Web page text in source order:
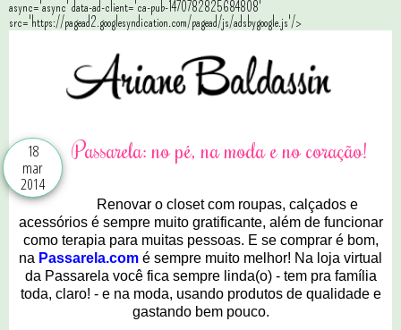
async='async' data-ad-client='ca-pub-1470782825684808'
src='https://pagead2.googlesyndication.com/pagead/js/adsbygoogle.js'/>
18
mar
2014
Passarela: no pé, na moda e no coração!
Renovar o closet com roupas, calçados e
acessórios é sempre muito gratificante, além de funcionar
como terapia para muitas pessoas. E se comprar é bom,
na Passarela.com é sempre muito melhor! Na loja virtual
da Passarela você fica sempre linda(o) - tem pra família
toda, claro! - e na moda, usando produtos de qualidade e
gastando bem pouco.